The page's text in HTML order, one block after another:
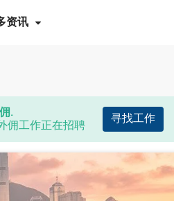
资讯
.
佣工作正在招聘
寻找工作